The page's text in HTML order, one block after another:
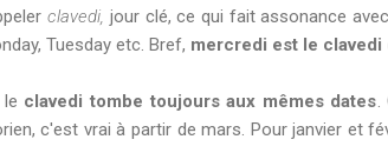
clavedi, jour clé, ce qui fait assonance
Tuesday etc. Bref, mercredi est le clavedi
clavedi tombe toujours aux mêmes dates.
c'est vrai à partir de mars. Pour janvier et